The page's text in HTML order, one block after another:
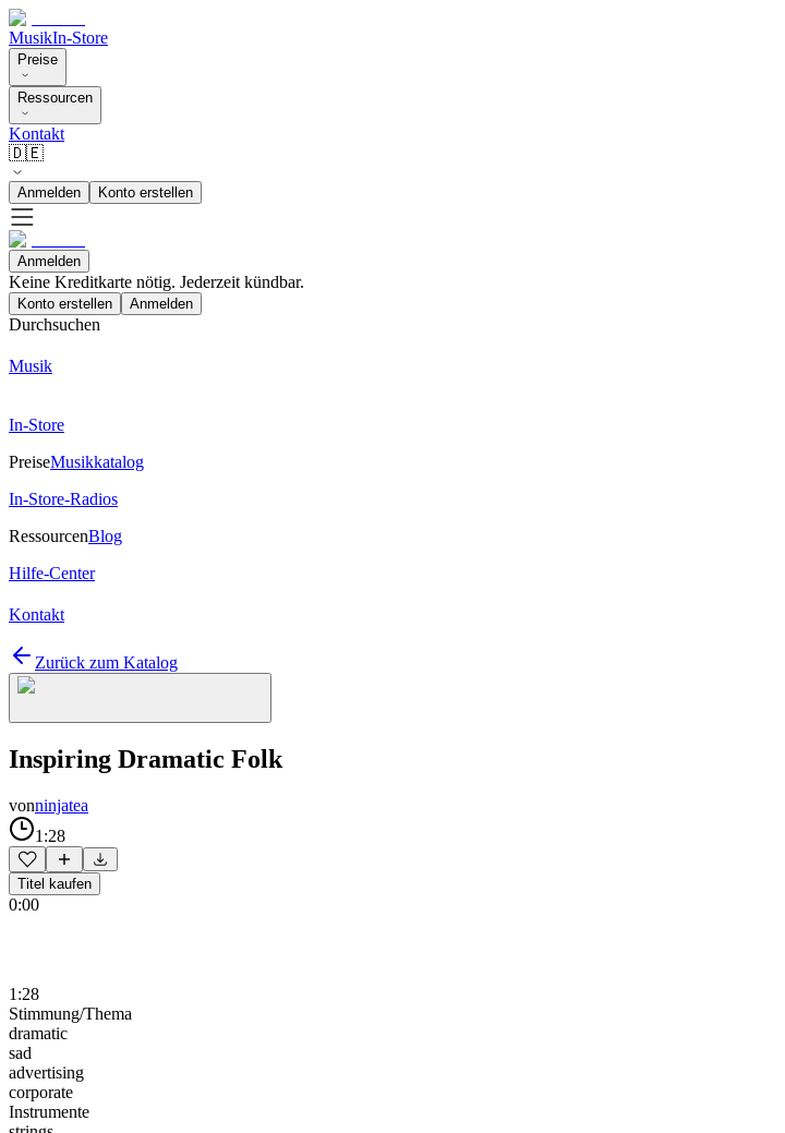
MusikIn-Store
Preise
Ressourcen
Kontakt
🇩🇪
Anmelden Konto erstellen
Anmelden
Keine Kreditkarte nötig. Jederzeit kündbar.
Konto erstellen Anmelden
Durchsuchen
Musik
In-Store
PreiseMusikkatalog
In-Store-Radios
RessourcenBlog
Hilfe-Center
Kontakt
Zurück zum Katalog
Inspiring Dramatic Folk
vonninjatea
1:28
Titel kaufen
0:00
1:28
Stimmung/Thema
dramatic
sad
advertising
corporate
Instrumente